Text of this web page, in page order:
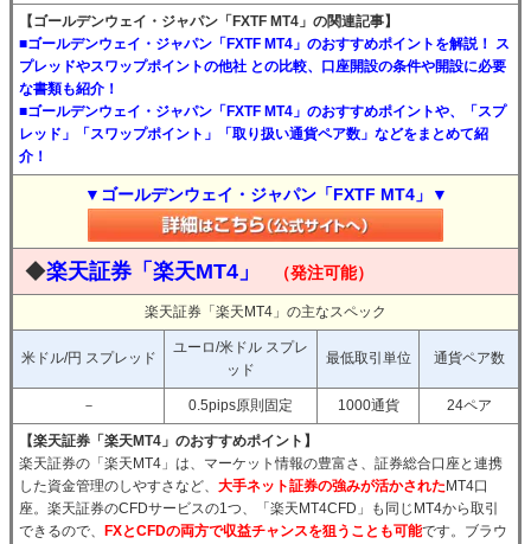
【ゴールデンウェイ・ジャパン「FXTF MT4」の関連記事】
■ゴールデンウェイ・ジャパン「FXTF MT4」のおすすめポイントを解説！ ス
プレッドやスワップポイントの他社 との比較、口座開設の条件や開設に必要
な書類も紹介！
■ゴールデンウェイ・ジャパン「FXTF MT4」のおすすめポイントや、「スプ
レッド」「スワップポイント」「取り扱い通貨ペア数」などをまとめて紹
介！
▼ゴールデンウェイ・ジャパン「FXTF MT4」▼
◆楽天証券「楽天MT4」 （発注可能）
楽天証券「楽天MT4」の主なスペック
米ドル/円 スプレッド
ユーロ/米ドル スプレ
ッド
最低取引単位 通貨ペア数
－ 0.5pips原則固定 1000通貨 24ペア
【楽天証券「楽天MT4」のおすすめポイント】
楽天証券の「楽天MT4」は、マーケット情報の豊富さ、証券総合口座と連携
した資金管理のしやすさなど、 大手ネット証券の強みが活かされた MT4口
座。楽天証券のCFDサービスの1つ、「楽天MT4CFD」も同じMT4から取引
できるので、
FXとCFDの両方で収益チャンスを狙うことも可能です。ブラウ